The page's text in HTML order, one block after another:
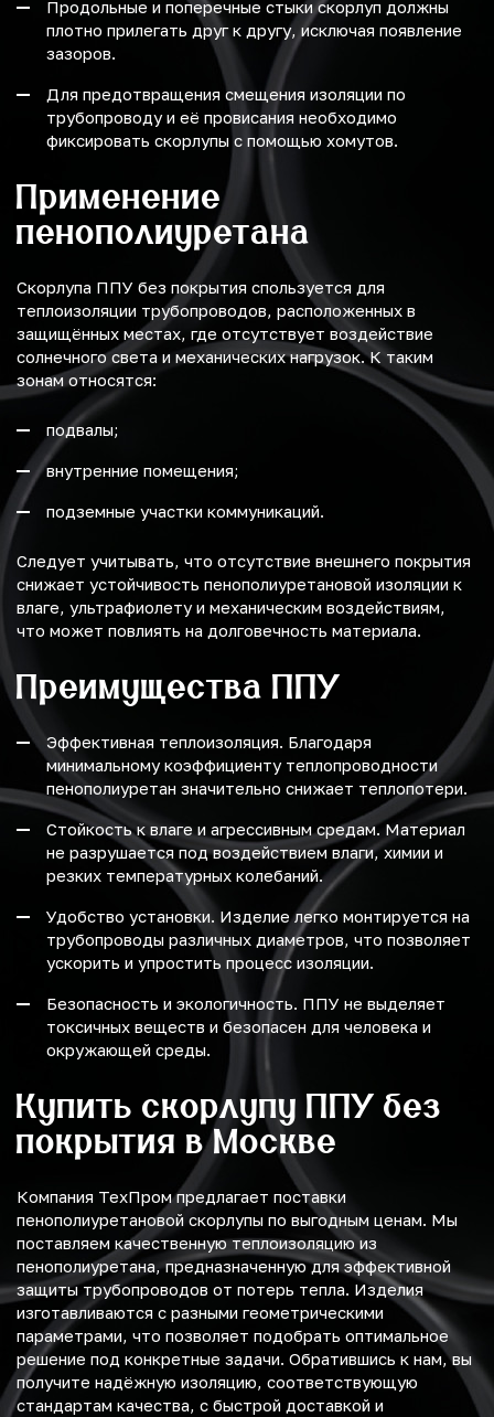
Продольные и поперечные стыки скорлуп должны
плотно прилегать друг к другу, исключая появление
зазоров.
Для предотвращения смещения изоляции по
трубопроводу и её провисания необходимо
фиксировать скорлупы с помощью хомутов.
Применение
пенополиуретана
Скорлупа ППУ без покрытия спользуется для
теплоизоляции трубопроводов, расположенных в
защищённых местах, где отсутствует воздействие
солнечного света и механических нагрузок. К таким
зонам относятся:
подвалы;
внутренние помещения;
подземные участки коммуникаций.
Следует учитывать, что отсутствие внешнего покрытия
снижает устойчивость пенополиуретановой изоляции к
влаге, ультрафиолету и механическим воздействиям,
что может повлиять на долговечность материала.
Преимущества ППУ
Эффективная теплоизоляция. Благодаря
минимальному коэффициенту теплопроводности
пенополиуретан значительно снижает теплопотери.
Стойкость к влаге и агрессивным средам. Материал
не разрушается под воздействием влаги, химии и
резких температурных колебаний.
Удобство установки. Изделие легко монтируется на
трубопроводы различных диаметров, что позволяет
ускорить и упростить процесс изоляции.
Безопасность и экологичность. ППУ не выделяет
токсичных веществ и безопасен для человека и
окружающей среды.
Купить скорлупу ППУ без
покрытия в Москве
Компания ТехПром предлагает поставки
пенополиуретановой скорлупы по выгодным ценам. Мы
поставляем качественную теплоизоляцию из
пенополиуретана, предназначенную для эффективной
защиты трубопроводов от потерь тепла. Изделия
изготавливаются с разными геометрическими
параметрами, что позволяет подобрать оптимальное
решение под конкретные задачи. Обратившись к нам, вы
получите надёжную изоляцию, соответствующую
стандартам качества, с быстрой доставкой и